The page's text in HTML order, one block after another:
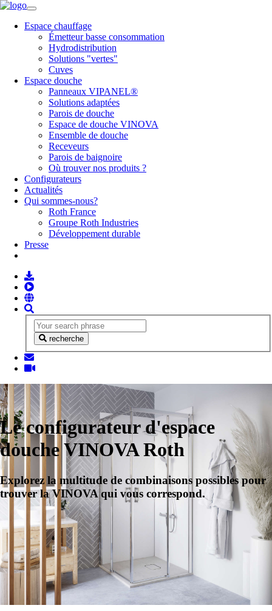
Espace chauffage
Émetteur basse consommation
Hydrodistribution
Solutions "vertes"
Cuves
Espace douche
Panneaux VIPANEL®
Solutions adaptées
Parois de douche
Espace de douche VINOVA
Ensemble de douche
Receveurs
Parois de baignoire
Où trouver nos produits ?
Configurateurs
Actualités
Qui sommes-nous?
Roth France
Groupe Roth Industries
Développement durable
Presse
recherche
Le configurateur d'espace
douche VINOVA Roth
Explorez la multitude de combinaisons possibles pour
trouver la VINOVA qui vous correspond.